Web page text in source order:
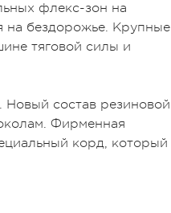
флекс-зон на
на бездорожье. Крупные
тяговой силы и
состав резиновой
Фирменная
корд, который